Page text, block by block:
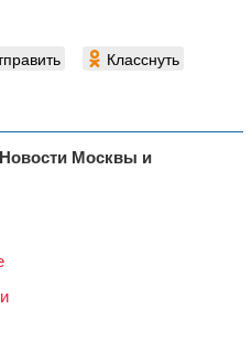
Класснуть
Москвы и